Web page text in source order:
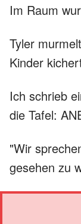
Im Raum
Tyler
Kinder
Ich schrieb
die Tafel:
"Wir
gesehen zu